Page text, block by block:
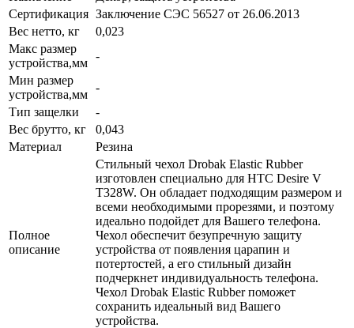
Сертификация Заключение СЭС 56527 от 26.06.2013
Вес нетто, кг
0,023
Макс размер
устройства,мм
-
Мин размер
устройства,мм
-
Тип защелки
-
Вес брутто, кг
0,043
Материал
Резина
Полное
описание
Стильный чехол Drobak Elastic Rubber
изготовлен специально для HTC Desire V
T328W. Он обладает подходящим размером и
всеми необходимыми прорезями, и поэтому
идеально подойдет для Вашего телефона.
Чехол обеспечит безупречную защиту
устройства от появления царапин и
потертостей, а его стильный дизайн
подчеркнет индивидуальность телефона.
Чехол Drobak Elastic Rubber поможет
сохранить идеальный вид Вашего
устройства.